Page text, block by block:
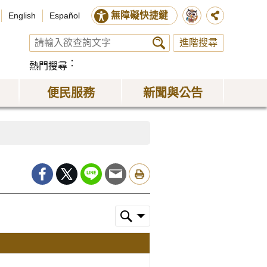
English Español 無障礙快捷鍵
進階搜尋
熱門搜尋
便民服務 新聞與公告